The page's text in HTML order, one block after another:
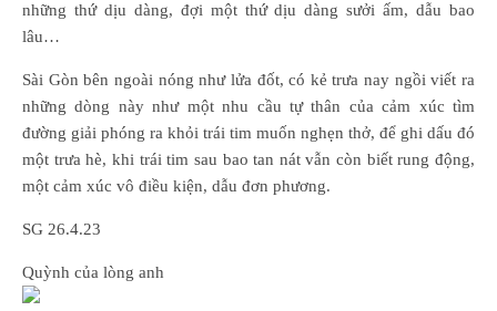
những thứ dịu dàng, đợi một thứ dịu dàng sưởi ấm, dẫu bao
lâu…
Sài Gòn bên ngoài nóng như lửa đốt, có kẻ trưa nay ngồi viết ra
những dòng này như một nhu cầu tự thân của cảm xúc tìm
đường giải phóng ra khỏi trái tim muốn nghẹn thở, để ghi dấu đó
một trưa hè, khi trái tim sau bao tan nát vẫn còn biết rung động,
một cảm xúc vô điều kiện, dẫu đơn phương.
SG 26.4.23
Quỳnh của lòng anh